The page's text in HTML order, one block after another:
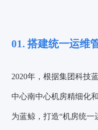
01. 搭建统一运维
2020年，根据集团科技
中心南中心机房精细化
为蓝鲸，打造“机房统一